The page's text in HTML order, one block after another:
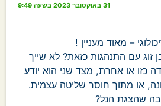
31 באוקטובר 2023 בשעה 9:49
– מאוד מעניין !
זוג עם התנהגות כזאת? לא שייך
כזו או אחרת, מצד שני הוא יודע
או מתוך חוסר שליטה עצמית.
שהצגת הנל?